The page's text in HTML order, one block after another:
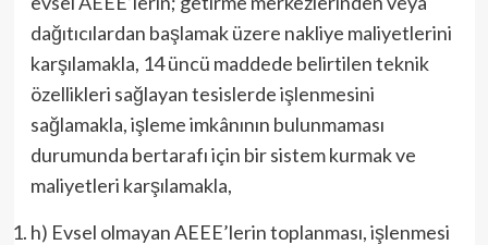
dağıtıcılardan başlamak üzere nakliye maliyetlerini
karşılamakla, 14 üncü maddede belirtilen teknik
özellikleri sağlayan tesislerde işlenmesini
sağlamakla, işleme imkânının bulunmaması
durumunda bertarafı için bir sistem kurmak ve
maliyetleri karşılamakla,
h) Evsel olmayan AEEE’lerin toplanması, işlenmesi